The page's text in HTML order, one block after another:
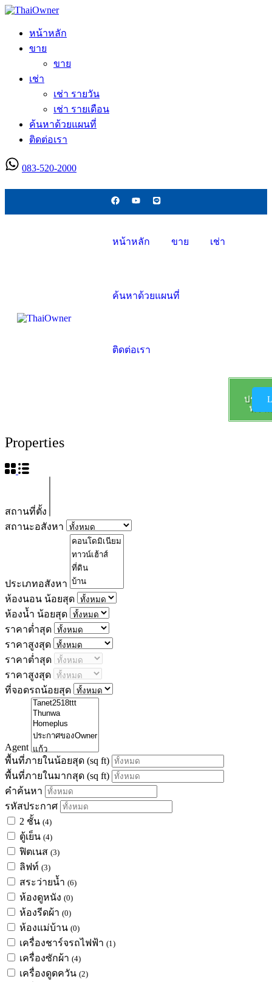
หน้าหลัก
ขาย
ขาย
เช่า
เช่า รายวัน
เช่า รายเดือน
ค้นหาด้วยแผนที่
ติดต่อเรา
083-520-2000
หน้าหลัก ขาย เช่า
ค้นหาด้วยแผนที่
ติดต่อเรา
ลง
ประก
ฟรี !!!
Properties
สถานที่ตั้ง
สถานะอสังหา
ประเภทอสังหา
ห้องนอน น้อยสุด
ห้องน้ำ น้อยสุด
ราคาต่ำสุด
ราคาสูงสุด
ราคาต่ำสุด
ราคาสูงสุด
ที่จอดรถน้อยสุด
Agent
พื้นที่ภายในน้อยสุด (sq ft)
พื้นที่ภายในมากสุด (sq ft)
คำค้นหา
รหัสประกาศ
2 ชั้น (4)
ตู้เย็น (4)
ฟิตเนส (3)
ลิฟท์ (3)
สระว่ายน้ำ (6)
ห้องดูหนัง (0)
ห้องรีดผ้า (0)
ห้องแม่บ้าน (0)
เครื่องชาร์จรถไฟฟ้า (1)
เครื่องซักผ้า (4)
เครื่องดูดควัน (2)